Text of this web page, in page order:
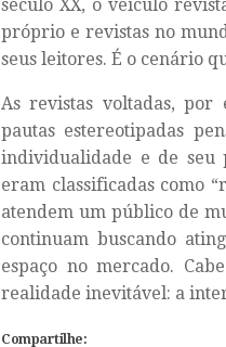
século XX, o veículo
próprio e revistas no
seus leitores. É o cenário
As revistas voltadas,
pautas estereotipadas
individualidade e de seu
eram classificadas como
atendem um público de
continuam buscando
espaço no mercado.
realidade inevitável: a
Compartilhe: